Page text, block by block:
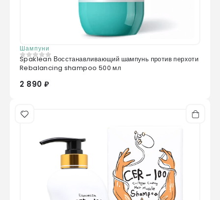
Шампуни
0из 5
Spaklean Восстанавливающий шампунь против перхоти
Rebalancing shampoo 500 мл
2 890 ₽